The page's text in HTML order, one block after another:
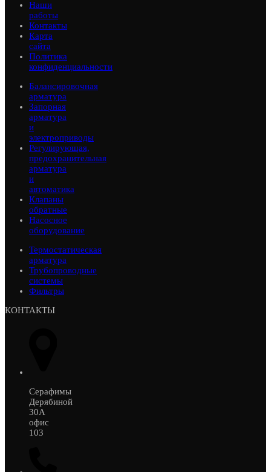
Наши
работы
Контакты
Карта
сайта
Политика
конфиденциальности
Балансировочная
арматура
Запорная
арматура
и
электроприводы
Регулирующая,
предохранительная
арматура
и
автоматика
Клапаны
обратные
Насосное
оборудование
Термостатическая
арматура
Трубопроводные
системы
Фильтры
КОНТАКТЫ
Серафимы
Дерябиной
30А
офис
103